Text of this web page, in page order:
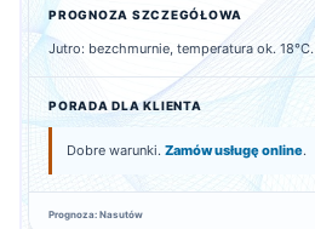
PROGNOZA SZCZEGÓŁOWA
Jutro: bezchmurnie, temperatura ok. 18°C.
PORADA DLA KLIENTA
Dobre warunki. Zamów usługę online.
Prognoza: Nasutów